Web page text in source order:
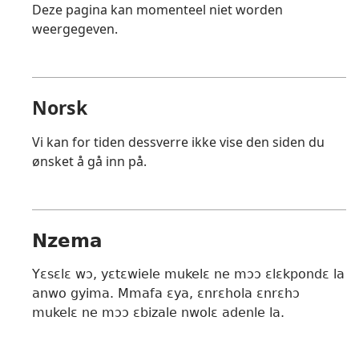
Deze pagina kan momenteel niet worden
weergegeven.
Norsk
Vi kan for tiden dessverre ikke vise den siden du
ønsket å gå inn på.
Nzema
Yɛsɛlɛ wɔ, yɛtɛwiele mukelɛ ne mɔɔ ɛlɛkpondɛ la
anwo gyima. Mmafa ɛya, ɛnrɛhola ɛnrɛhɔ
mukelɛ ne mɔɔ ɛbizale nwolɛ adenle la.